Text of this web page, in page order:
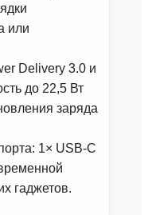
или
Delivery 3.0 и
до 22,5 Вт
заряда
1× USB‑C
гаджетов.